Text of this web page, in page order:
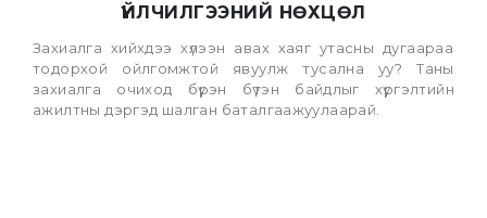
ҮЙЛЧИЛГЭЭНИЙ НӨХЦӨЛ
Захиалга хийхдээ хүлээн авах хаяг утасны дугаараа
тодорхой ойлгомжтой явуулж тусална уу? Таны
захиалга очиход бүрэн бүтэн байдлыг хүргэлтийн
ажилтны дэргэд шалган баталгаажуулаарай.